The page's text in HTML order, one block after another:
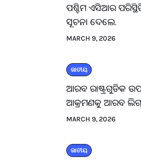
ପଶ୍ଚିମ ଏସିଆର
ସୂଚନା ଦେଲେ.
MARCH 9, 2026
ଜାତୀୟ
ଆରବ ରାଷ୍ଟ୍ରଗୁଡିକ
ଆକ୍ରମଣକୁ ଆରବ
MARCH 9, 2026
ଜାତୀୟ